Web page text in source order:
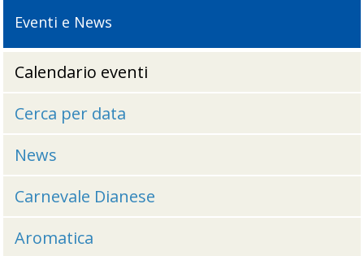
Eventi e News
Calendario eventi
Cerca per data
News
Carnevale Dianese
Aromatica